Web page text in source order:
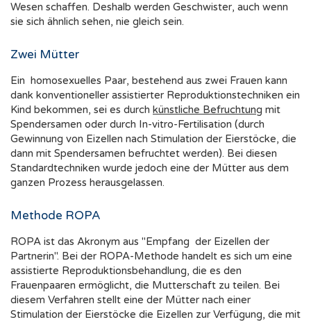
Wesen schaffen. Deshalb werden Geschwister, auch wenn
sie sich ähnlich sehen, nie gleich sein.
Zwei Mütter
Ein homosexuelles Paar, bestehend aus zwei Frauen kann
dank konventioneller assistierter Reproduktionstechniken ein
Kind bekommen, sei es durch künstliche Befruchtung
Spendersamen oder durch In-vitro-Fertilisation (durch
Gewinnung von Eizellen nach Stimulation der Eierstöcke, die
dann mit Spendersamen befruchtet werden). Bei diesen
Standardtechniken wurde jedoch eine der Mütter aus dem
ganzen Prozess herausgelassen.
Methode ROPA
ROPA ist das Akronym aus "Empfang der Eizellen der
Partnerin". Bei der ROPA-Methode handelt es sich um eine
assistierte Reproduktionsbehandlung, die es den
Frauenpaaren ermöglicht, die Mutterschaft zu teilen. Bei
diesem Verfahren stellt eine der Mütter nach einer
Stimulation der Eierstöcke die Eizellen zur Verfügung, die mit